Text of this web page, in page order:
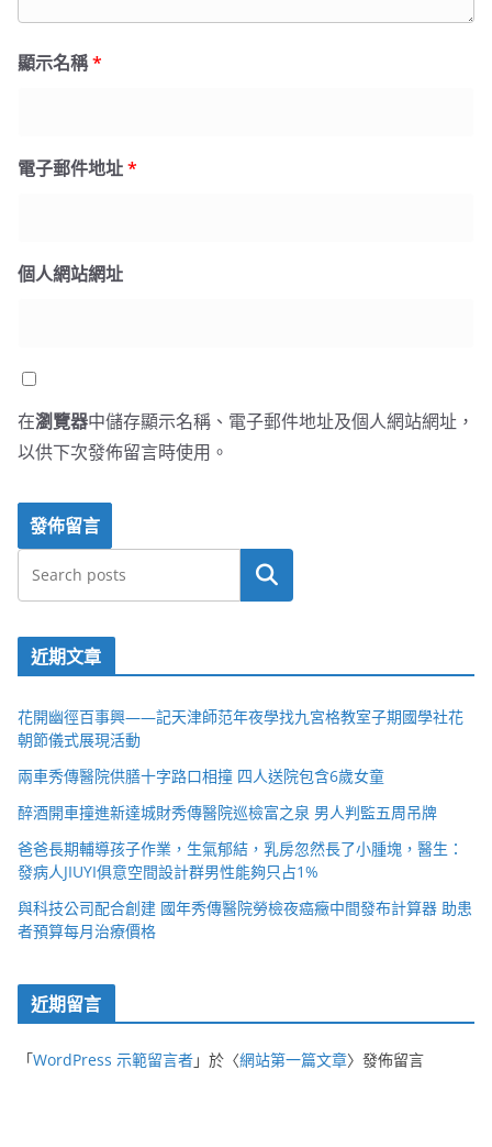
顯示名稱*
電子郵件地址*
個人網站網址
在瀏覽器中儲存顯示名稱、電子郵件地址及個人網站網址，
以供下次發佈留言時使用。
搜尋
近期文章
花開幽徑百事興——記天津師范年夜學找九宮格教室子期國學社花
朝節儀式展現活動
兩車秀傳醫院供膳十字路口相撞 四人送院包含6歲女童
醉酒開車撞進新達城財秀傳醫院巡檢富之泉 男人判監五周吊牌
爸爸長期輔導孩子作業，生氣郁結，乳房忽然長了小腫塊，醫生：
發病人JIUYI俱意空間設計群男性能夠只占1%
與科技公司配合創建 國年秀傳醫院勞檢夜癌癥中間發布計算器 助患
者預算每月治療價格
近期留言
「WordPress 示範留言者」於〈網站第一篇文章〉發佈留言